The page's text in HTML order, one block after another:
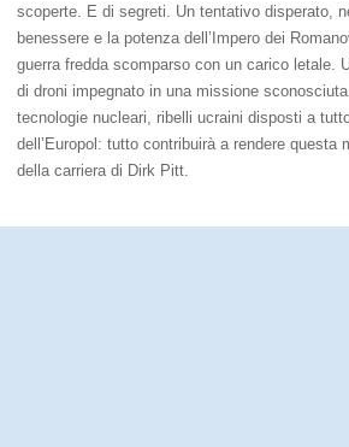
scoperte. E di segreti. Un tentativo disperato,
benessere e la potenza dell’Impero dei
guerra fredda scomparso con un carico letale.
di droni impegnato in una missione
tecnologie nucleari, ribelli ucraini disposti a
dell’Europol: tutto contribuirà a rendere questa
della carriera di Dirk Pitt.